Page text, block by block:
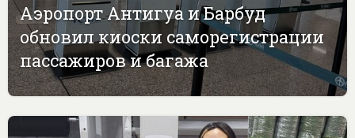
Аэропорт Антигуа и Барбуд
обновил киоски саморегистрации
пассажиров и багажа